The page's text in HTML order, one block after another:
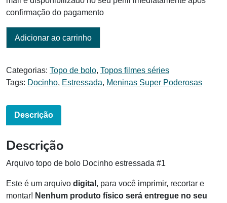
confirmação do pagamento
Adicionar ao carrinho
Categorias: Topo de bolo, Topos filmes séries
Tags: Docinho, Estressada, Meninas Super Poderosas
Descrição
Descrição
Arquivo topo de bolo Docinho estressada #1
Este é um arquivo digital , para você imprimir, recortar e
montar! Nenhum produto físico será entregue no seu